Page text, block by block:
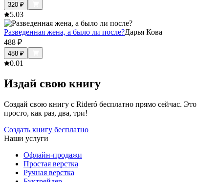
320 ₽
5.03
Разведенная жена, а было ли после?Дарья Кова
488 ₽
488 ₽
0.01
Издай свою книгу
Создай свою книгу с Rideró бесплатно прямо сейчас. Это
просто, как раз, два, три!
Создать книгу бесплатно
Наши услуги
Офлайн-продажи
Простая верстка
Ручная верстка